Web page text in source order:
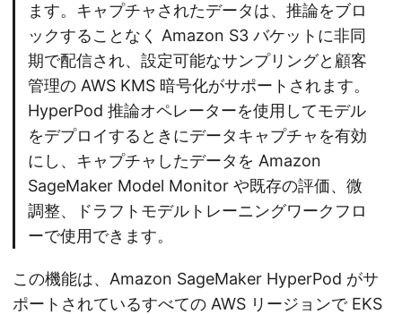
ます。キャプチャされたデータは、推論をブロ
ックすることなく Amazon S3 バケットに非同
期で配信され、設定可能なサンプリングと顧客
管理の AWS KMS 暗号化がサポートされます。
HyperPod 推論オペレーターを使用してモデル
をデプロイするときにデータキャプチャを有効
にし、キャプチャしたデータを Amazon
SageMaker Model Monitor や既存の評価、微
調整、ドラフトモデルトレーニングワークフロ
ーで使用できます。
この機能は、Amazon SageMaker HyperPod がサ
ポートされているすべての AWS リージョンで EKS